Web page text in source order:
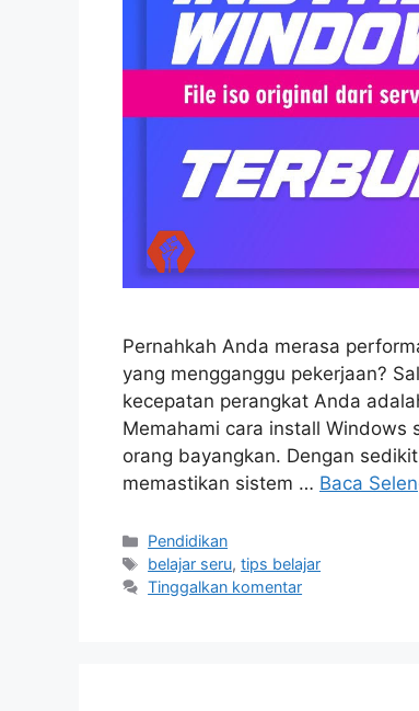
Pernahkah Anda merasa
yang mengganggu pekerjaan?
kecepatan perangkat Anda
Memahami cara install
orang bayangkan. Dengan
memastikan sistem … Baca
Kategori
Pendidikan
Tag
belajar seru,tips belajar
Tinggalkan komentar